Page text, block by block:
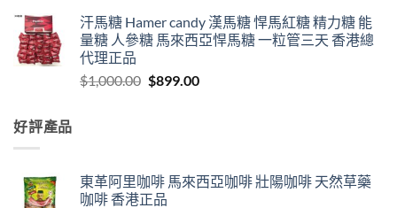
汗馬糖 Hamer candy 漢馬糖 悍馬紅糖 精力糖 能
量糖 人參糖 馬來西亞悍馬糖 一粒管三天 香港總
代理正品
$1,000.00 Original
$899.00Current
好評產品
東革阿里咖啡 馬來西亞咖啡 壯陽咖啡 天然草藥
咖啡 香港正品